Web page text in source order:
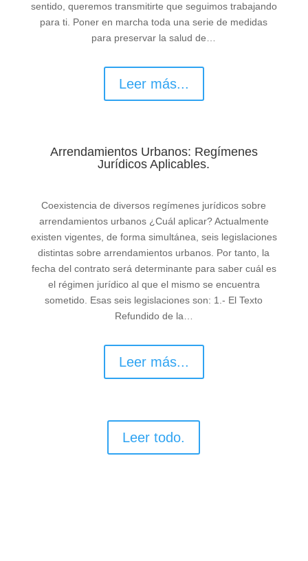
sentido, queremos transmitirte que seguimos trabajando
para ti. Poner en marcha toda una serie de medidas
para preservar la salud de…
Leer más...
Arrendamientos Urbanos: Regímenes
Jurídicos Aplicables.
Coexistencia de diversos regímenes jurídicos sobre
arrendamientos urbanos ¿Cuál aplicar? Actualmente
existen vigentes, de forma simultánea, seis legislaciones
distintas sobre arrendamientos urbanos. Por tanto, la
fecha del contrato será determinante para saber cuál es
el régimen jurídico al que el mismo se encuentra
sometido. Esas seis legislaciones son: 1.- El Texto
Refundido de la…
Leer más...
Leer todo.